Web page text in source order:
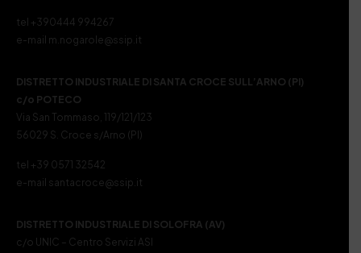
tel +390444 994267
e-mail m.nogarole@ssip.it
DISTRETTO INDUSTRIALE DI SANTA CROCE SULL’ARNO (PI)
c/o POTECO
Via San Tommaso, 119/121/123
56029 S. Croce s/Arno (PI)
tel +39 0571 32542
e-mail santacroce@ssip.it
DISTRETTO INDUSTRIALE DI SOLOFRA (AV)
c/o UNIC – Centro Servizi ASI